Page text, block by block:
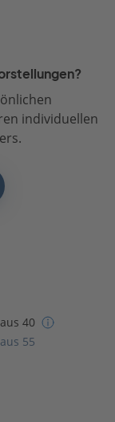
individuellen
40
55